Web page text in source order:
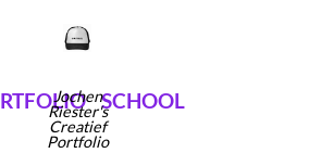
Jochen
Riester's
Creatief
Portfolio
SCHOOL